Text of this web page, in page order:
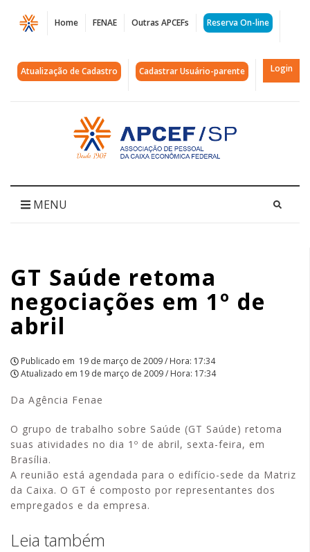
Página
GT
Saúde
negociações
de
APCEF/SP
Home FENAE Outras APCEFs Reserva On-line
Atualização de Cadastro Cadastrar Usuário-parente Login
Acessar
página
inicial
MENU
GT Saúde retoma
negociações em 1º de
abril
Publicado em 19 de março de 2009 / Hora: 17:34
Atualizado em 19 de março de 2009 / Hora: 17:34
Da Agência Fenae
O grupo de trabalho sobre Saúde (GT Saúde) retoma
suas atividades no dia 1º de abril, sexta-feira, em
Brasília.
A reunião está agendada para o edifício-sede da Matriz
da Caixa. O GT é composto por representantes dos
empregados e da empresa.
Leia também